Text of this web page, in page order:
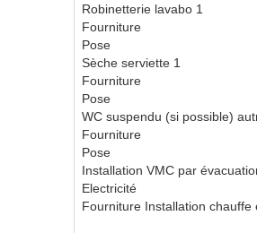
Robinetterie lavabo 1
Fourniture
Pose
Sèche serviette 1
Fourniture
Pose
WC suspendu (si possible)
Fourniture
Pose
Installation VMC par
Electricité
Fourniture Installation chauffe